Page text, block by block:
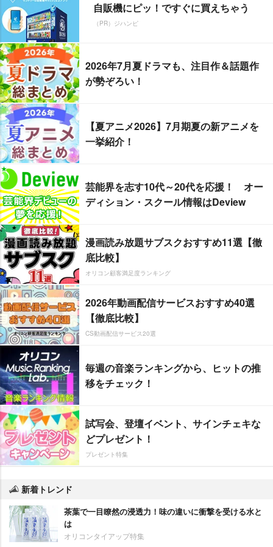
自販機にピッ！ですぐに買えちゃう
（PR）ジハンピ
2026年7月夏ドラマも、注目作＆話題作
が勢ぞろい！
【夏アニメ2026】7月期夏の新アニメを
一挙紹介！
芸能界を志す10代～20代を応援！ オー
ディション・スクール情報はDeview
漫画読み放題サブスクおすすめ11選【徹
底比較】
オリコン顧客満足度ランキング
2026年動画配信サービスおすすめ40選
【徹底比較】
CS動画配信サービス20選
毎週の音楽ランキングから、ヒットの推
移をチェック！
試写会、登壇イベント、サインチェキな
どプレゼント！
プレゼント特集
新着トレンド
茶葉で一目瞭然の浸透力！味の違いに衝撃を受ける水と
は
オリコンタイアップ特集